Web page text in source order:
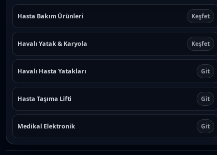
Hasta Bakım Ürünleri Keşfet
Havalı Yatak & Karyola Keşfet
Havalı Hasta Yatakları Git
Hasta Taşıma Lifti Git
Medikal Elektronik Git